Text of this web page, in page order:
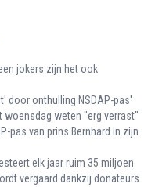
jokers zijn het ook
door onthulling NSDAP-pas'
woensdag weten "erg verrast"
pas van prins Bernhard in zijn
elk jaar ruim 35 miljoen
vergaard dankzij donateurs